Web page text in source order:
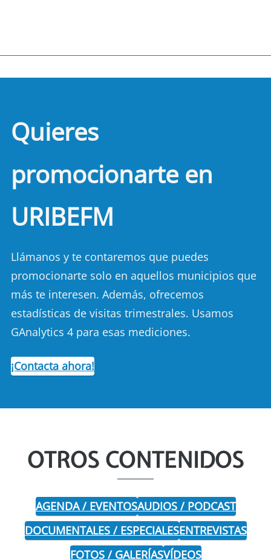
Quieres
promocionarte en
URIBEFM
Llámanos y te contaremos que puedes
promocionarte solo en aquellos municipios que
más te interesen. Además, ofrecemos
estadísticas de visitas trimestrales. Usamos
GAnalytics 4 para esas mediciones.
¡Contacta ahora!
OTROS CONTENIDOS
AGENDA / EVENTOSAUDIOS / PODCAST
DOCUMENTALES / ESPECIALESENTREVISTAS
FOTOS / GALERÍASVÍDEOS